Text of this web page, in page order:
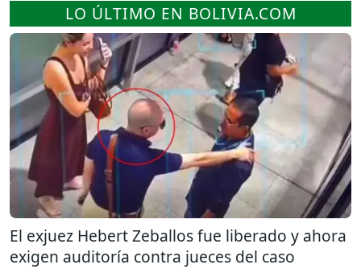
LO ÚLTIMO EN BOLIVIA.COM
El exjuez Hebert Zeballos fue liberado y ahora
exigen auditoría contra jueces del caso